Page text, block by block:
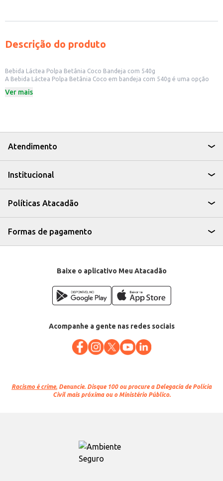
Descrição do produto
Bebida Láctea Polpa Betânia Coco Bandeja com 540g
A Bebida Láctea Polpa Betânia Coco em bandeja com 540g é uma opção
pequenos comércios, como mercearias e lanchonetes.
Sirva gelada para um refresco delicioso.
Utilize como base para sobremesas e drinks.
Ofereça em seu estabelecimento como opção refrescante.
Ver mais
Atendimento
Institucional
Políticas Atacadão
Formas de pagamento
Baixe o aplicativo Meu Atacadão
Acompanhe a gente nas redes sociais
Racismo é crime. Denuncie. Disque 100 ou procure a Delegacia de Polícia
Civil mais próxima ou o Ministério Público.